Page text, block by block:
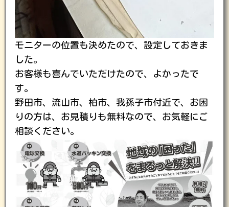
モニターの位置も決めたので、設定しておきま
した。
お客様も喜んでいただけたので、よかったで
す。
野田市、流山市、柏市、我孫子市付近で、お困
りの方は、お見積りも無料なので、お気軽にご
相談ください。